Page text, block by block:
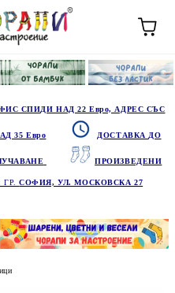
СПИДИ НАД 22 Евро, АДРЕС СЪС
35 Евро ДОСТАВКА ДО
ПРОИЗВЕДЕНИ
: ГР.СОФИЯ, УЛ. МОСКОВСКА 27